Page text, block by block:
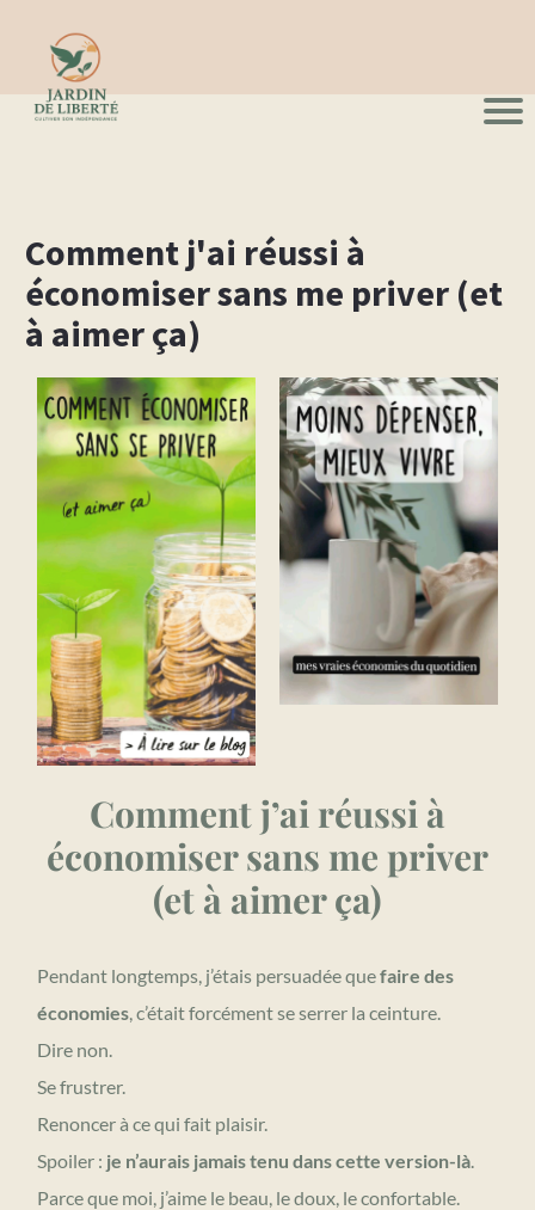
Comment j'ai réussi à
économiser sans me priver (et
à aimer ça)
Comment j’ai réussi à
économiser sans me priver
(et à aimer ça)
Pendant longtemps, j’étais persuadée quefaire des
économies , c’était forcément se serrer la ceinture.
Dire non.
Se frustrer.
Renoncer à ce qui fait plaisir.
Spoiler : je n’aurais jamais tenu dans cette version-là
Parce que moi, j’aime le beau, le doux, le confortable.